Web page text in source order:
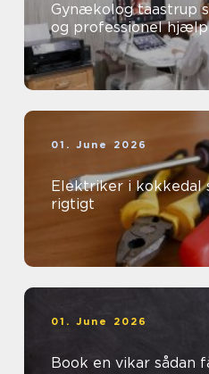
Gynækolog taastrup sådan finder du tryg
og professionel hjælp
01. June 2026
Elektriker i kokkedal sådan vælger du
rigtigt
01. June 2026
Book en vikar sådan får du den bedste